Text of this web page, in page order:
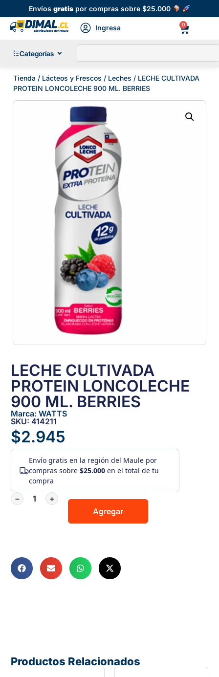
Envíosgratis por compras sobre $25.000
Ingresa 0
Categorías
Tienda / Lácteos y Frescos / Leches / LECHE CULTIVADA
PROTEIN LONCOLECHE 900 ML. BERRIES
LECHE CULTIVADA
PROTEIN LONCOLECHE
900 ML. BERRIES
Marca:WATTS
SKU: 414211
$2.945
Envío gratis en la región del Maule por
compras sobre$25.000 en el total de tu
compra
−
+
Agregar
Productos Relacionados